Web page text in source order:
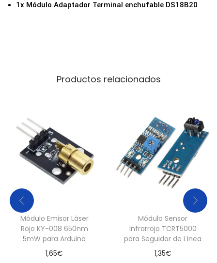
1x Módulo Adaptador Terminal enchufable DS18B20
Productos relacionados
Módulo Emisor Láser
Rojo KY-008 650nm
5mW para Arduino
1,65€
Módulo Sensor
Infrarrojo TCRT5000
para Seguidor de Línea
1,35€